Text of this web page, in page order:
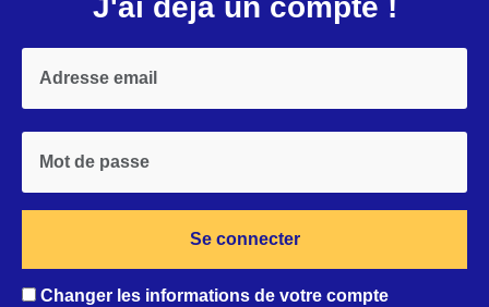
J'ai déjà un compte !
C hanger les informations de votre compte